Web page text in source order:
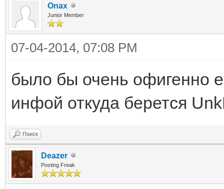
Array[i] =
^ (uint)Inline(ref
i++)
Array[i] =
^ (uint)Inline(ref
return Array;
}
Onax
Junior Member
07-04-2014, 07:08 PM
было бы очень офигенно
инфой откуда берется
Поиск
Deazer
Posting Freak